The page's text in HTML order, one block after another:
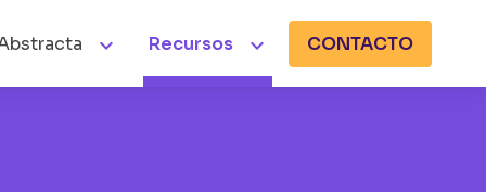
 Recursos  CONTACTO